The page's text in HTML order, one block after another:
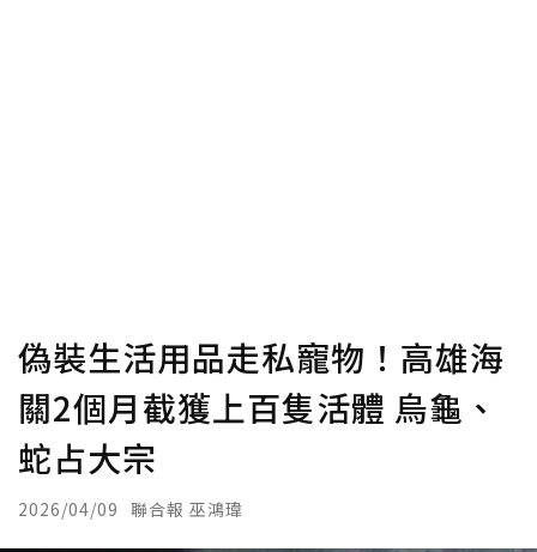
偽裝生活用品走私寵物！高雄海
關2個月截獲上百隻活體 烏龜、
蛇占大宗
2026/04/09 聯合報 巫鴻瑋